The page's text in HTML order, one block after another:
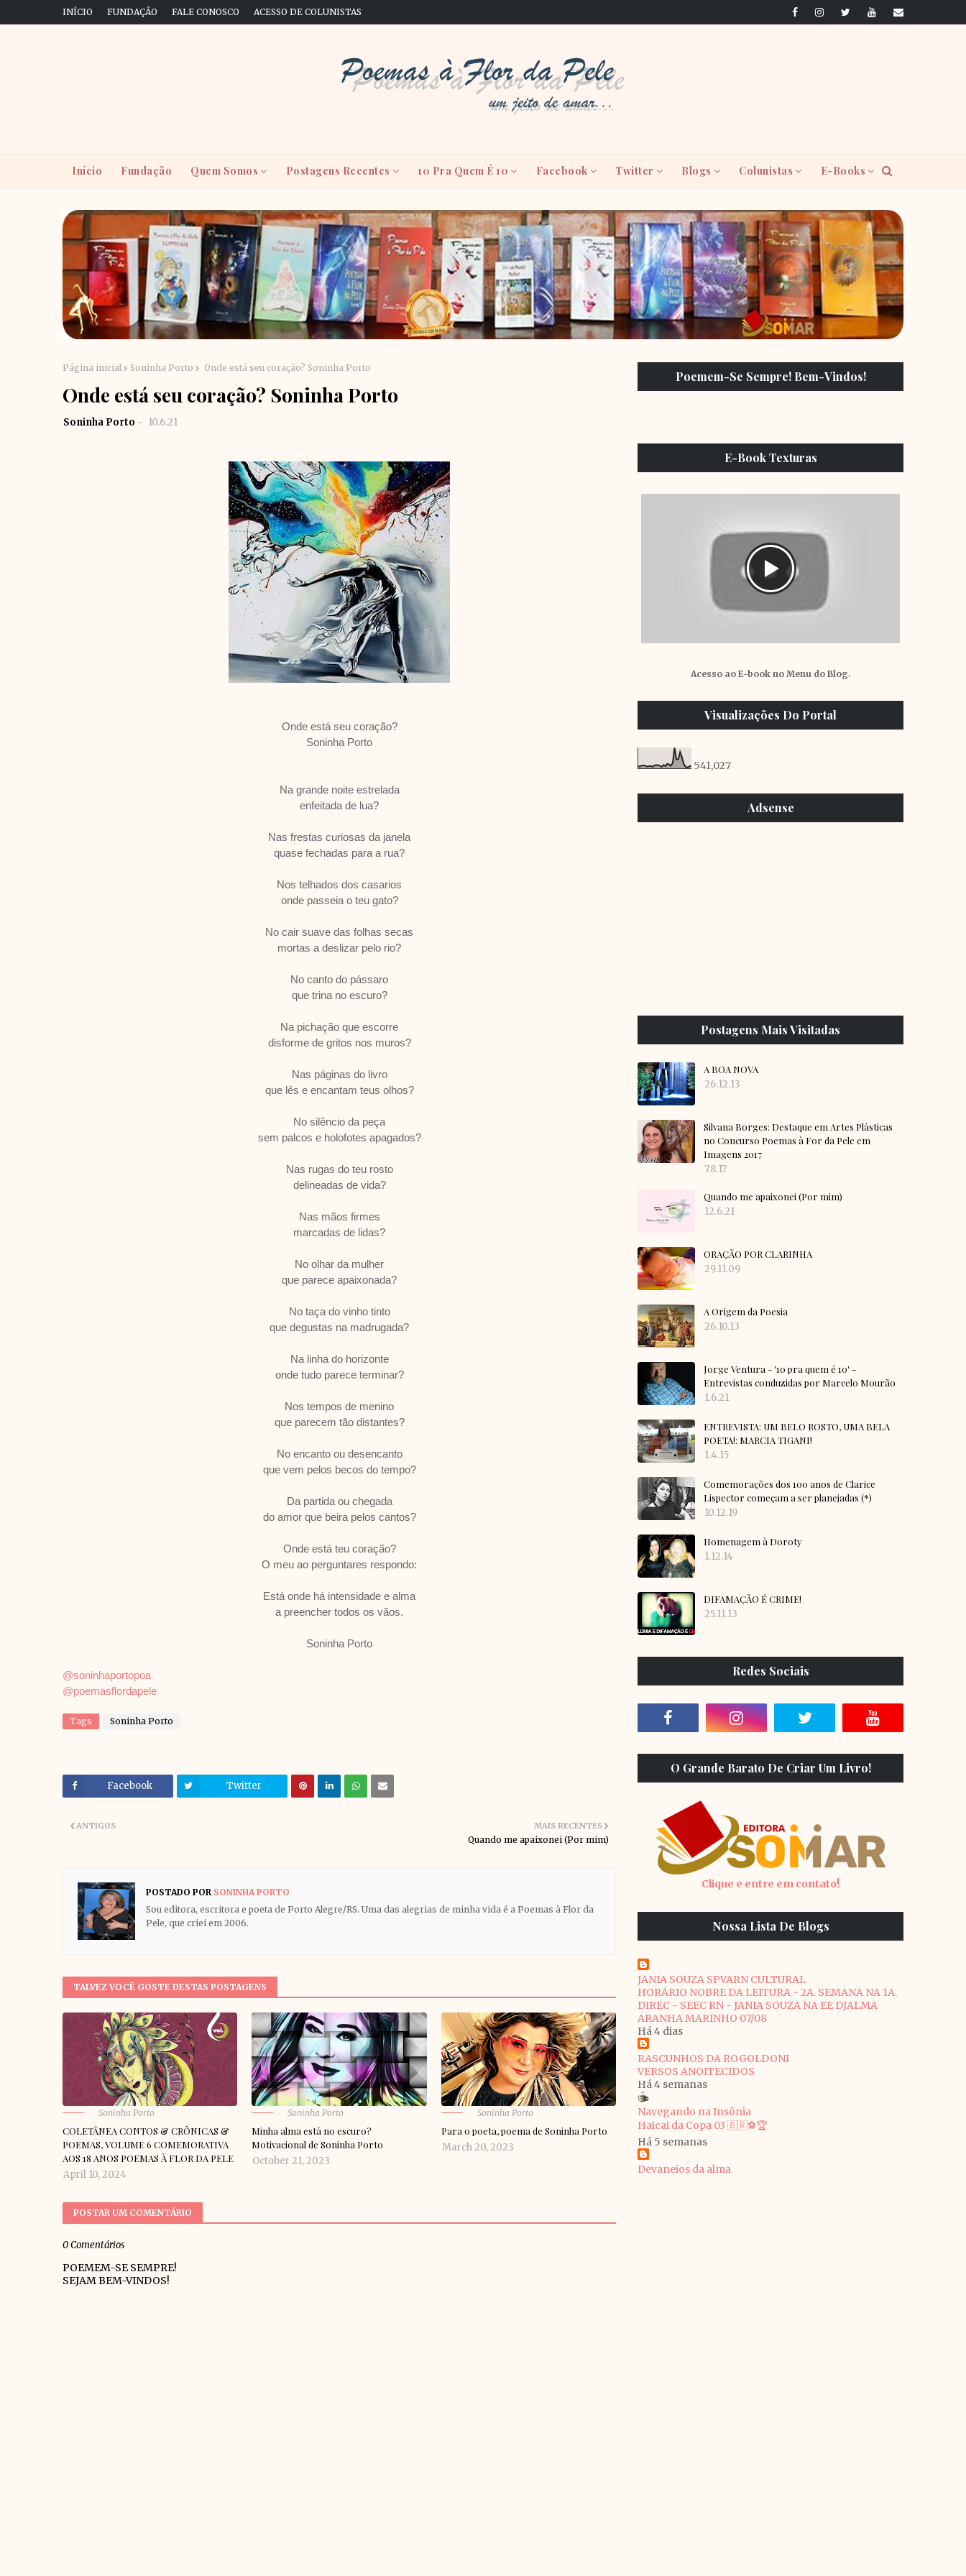
INÍCIO FUNDAÇÃO FALE CONOSCO ACESSO DE COLUNISTAS
Início Fundação Quem Somos Postagens Recentes 10 Pra Quem É 10 Facebook Twitter Blogs Colunistas E-Books
Página inicial Soninha Porto Onde está seu coração? Soninha Porto
Onde está seu coração? Soninha Porto
Soninha Porto 10.6.21
Onde está seu coração?
Soninha Porto
Na grande noite estrelada
enfeitada de lua?
Nas frestas curiosas da janela
quase fechadas para a rua?
Nos telhados dos casarios
onde passeia o teu gato?
No cair suave das folhas secas
mortas a deslizar pelo rio?
No canto do pássaro
que trina no escuro?
Na pichação que escorre
disforme de gritos nos muros?
Nas páginas do livro
que lês e encantam teus olhos?
No silêncio da peça
sem palcos e holofotes apagados?
Nas rugas do teu rosto
delineadas de vida?
Nas mãos firmes
marcadas de lidas?
No olhar da mulher
que parece apaixonada?
No taça do vinho tinto
que degustas na madrugada?
Na linha do horizonte
onde tudo parece terminar?
Nos tempos de menino
que parecem tão distantes?
No encanto ou desencanto
que vem pelos becos do tempo?
Da partida ou chegada
do amor que beira pelos cantos?
Onde está teu coração?
O meu ao perguntares respondo:
Está onde há intensidade e alma
a preencher todos os vãos.
Soninha Porto
@soninhaportopoa
@poemasflordapele
Tags Soninha Porto
Facebook Twitter
MAIS RECENTES
Quando me apaixonei (Por mim)
ANTIGOS
POSTADO POR SONINHA PORTO
Sou editora, escritora e poeta de Porto Alegre/RS. Uma das alegrias de minha vida é a Poemas à Flor da
Pele, que criei em 2006.
TALVEZ VOCÊ GOSTE DESTAS POSTAGENS
Soninha Porto
COLETÂNEA CONTOS & CRÔNICAS &
POEMAS, VOLUME 6 COMEMORATIVA
AOS 18 ANOS POEMAS À FLOR DA PELE
April 10, 2024
Soninha Porto
Minha alma está no escuro?
Motivacional de Soninha Porto
October 21, 2023
Soninha Porto
Para o poeta, poema de Soninha Porto
March 20, 2023
POSTAR UM COMENTÁRIO
0 Comentários
POEMEM-SE SEMPRE!
SEJAM BEM-VINDOS!
Poemem-Se Sempre! Bem-Vindos!
E-Book Texturas
Acesso ao E-book no Menu do Blog.
Visualizações Do Portal
541,027
Adsense
Postagens Mais Visitadas
A BOA NOVA
26.12.13
Silvana Borges: Destaque em Artes Plásticas
no Concurso Poemas à For da Pele em
Imagens 2017
7.8.17
Quando me apaixonei (Por mim)
12.6.21
ORAÇÃO POR CLARINHA
29.11.09
A Origem da Poesia
26.10.13
Jorge Ventura - '10 pra quem é 10' -
Entrevistas conduzidas por Marcelo Mourão
1.6.21
ENTREVISTA: UM BELO ROSTO, UMA BELA
POETA!: MARCIA TIGANI!
1.4.15
Comemorações dos 100 anos de Clarice
Lispector começam a ser planejadas (*)
10.12.19
Homenagem à Doroty
1.12.14
DIFAMAÇÃO É CRIME!
25.11.13
Redes Sociais
O Grande Barato De Criar Um Livro!
Clique e entre em contato!
Nossa Lista De Blogs
JANIA SOUZA SPVARN CULTURAL
HORÁRIO NOBRE DA LEITURA - 2A. SEMANA NA 1A.
DIREC - SEEC RN - JANIA SOUZA NA EE DJALMA
ARANHA MARINHO 07/08
Há 4 dias
RASCUNHOS DA ROGOLDONI
VERSOS ANOITECIDOS
Há 4 semanas
Navegando na Insônia
Haicai da Copa 03 🇧🇷⚽🏆
Há 5 semanas
Devaneios da alma